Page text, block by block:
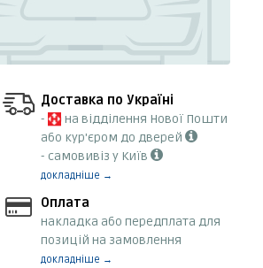
Доставка по Україні
-
на відділення Нової Пошти
або кур'єром до дверей
- самовивіз у Київ
докладніше →
Оплата
накладка або передплата для
позицій на замовлення
докладніше →